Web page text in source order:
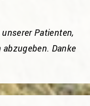
Patienten,
Danke